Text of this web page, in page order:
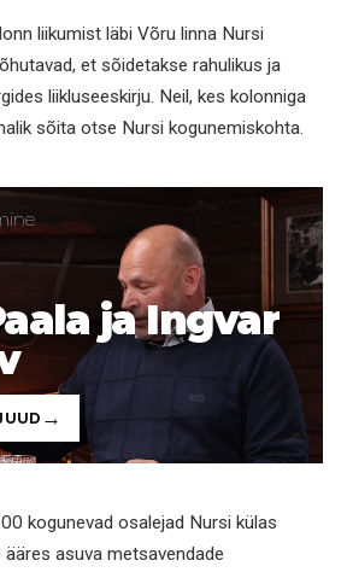
liikumist läbi Võru linna Nursi
et sõidetakse rahulikus ja
liikluseeskirju. Neil, kes kolonniga
sõita otse Nursi kogunemiskohta.
ja Ingvar
kogunevad osalejad Nursi külas
asuva metsavendade